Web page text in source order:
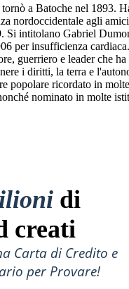
a Batoche nel 1893.
nordoccidentale agli
Si intitolano Gabriel
per insufficienza cardiaca.
guerriero e leader che ha
i diritti, la terra e
popolare ricordato in molte
nominato in molte
di
creati
Carta di Credito e
per Provare!